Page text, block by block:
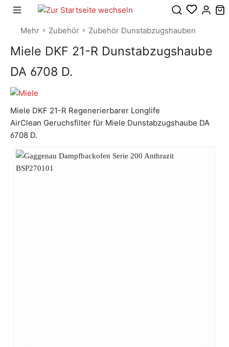
Mehr Zubehör Zubehör Dunstabzugshauben
Miele DKF 21-R Dunstabzugshaube
DA 6708 D.
Miele DKF 21-R Regenerierbarer Longlife
AirClean Geruchsfilter für Miele Dunstabzugshaube DA
6708 D.